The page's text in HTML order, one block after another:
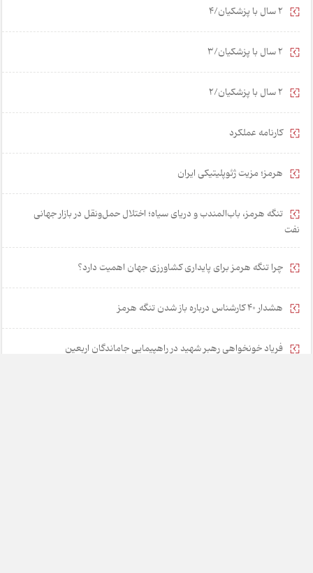
کارنامه عملکرد
هرمز؛ مزیت ژئوپلیتیکی ایران
تنگه هرمز، باب‌المندب و دریای سیاه؛ اختلال حمل‌ونقل در بازار جهانی
نفت
چرا تنگه هرمز برای پایداری کشاورزی جهان اهمیت دارد؟
هشدار 40 کارشناس درباره باز شدن تنگه هرمز
فریاد خونخواهی رهبر شهید در راهپیمایی جاماندگان اربعین